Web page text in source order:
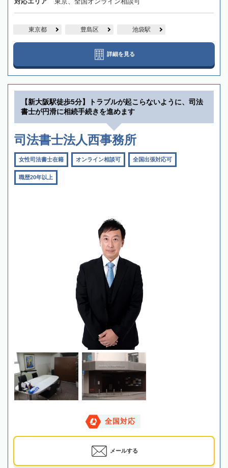
東京都 豊島区 池袋駅
詳細を見る
【新大阪駅徒歩5分】トラブルが起こらないように、司法
書士が円滑に相続手続きを進めます
司法書士法人西事務所
女性司法書士在籍 オンライン相談可 全国出張対応可
職歴20年以上
全国対応
メールする